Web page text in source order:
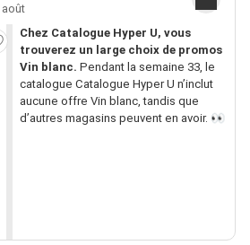
août
Chez Catalogue Hyper U, vous
trouverez un large choix de promos
Vin blanc. Pendant la semaine 33, le
catalogue Catalogue Hyper U n’inclut
aucune offre Vin blanc, tandis que
d’autres magasins peuvent en avoir. 👀